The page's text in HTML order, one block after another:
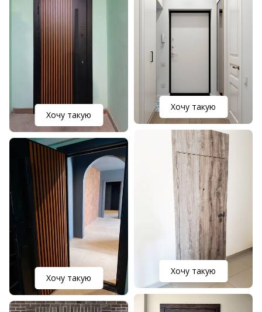
Хочу такую
Хочу такую
Хочу такую
Хочу такую